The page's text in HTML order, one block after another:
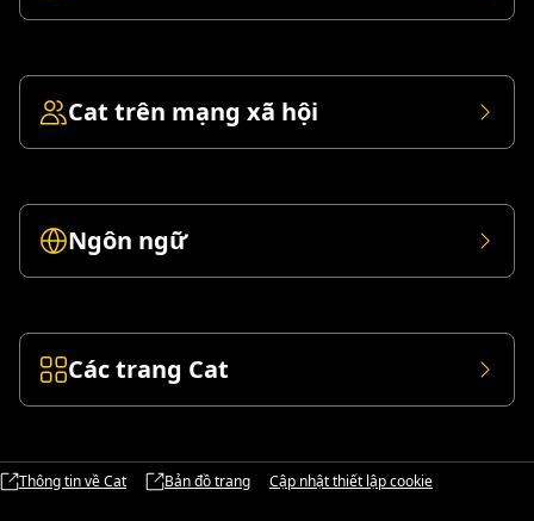
Cat trên mạng xã hội
Ngôn ngữ
Các trang Cat
Thông tin về Cat Bản đồ trang Cập nhật thiết lập cookie